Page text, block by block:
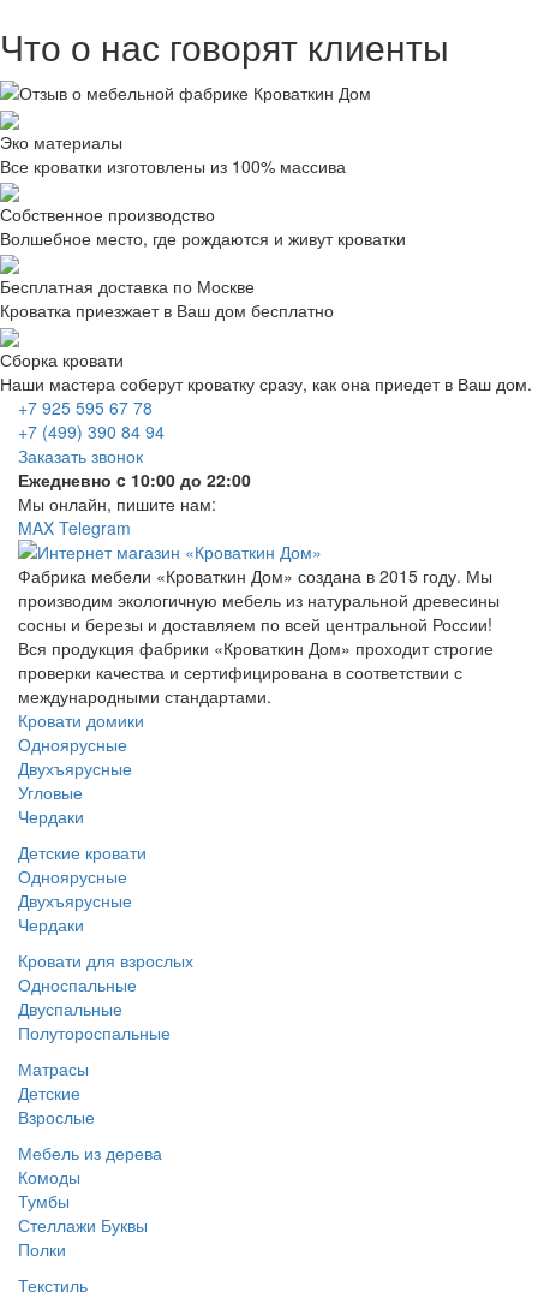
Что о нас говорят клиенты
Эко материалы
Все кроватки изготовлены из 100% массива
Собственное производство
Волшебное место, где рождаются и живут кроватки
Бесплатная доставка по Москве
Кроватка приезжает в Ваш дом бесплатно
Сборка кровати
Наши мастера соберут кроватку сразу, как она приедет в Ваш дом.
+7 925 595 67 78
+7 (499) 390 84 94
Заказать звонок
Ежедневно c 10:00 до 22:00
Мы онлайн, пишите нам:
MAX Telegram
Фабрика мебели «Кроваткин Дом» создана в 2015 году. Мы
производим экологичную мебель из натуральной древесины
сосны и березы и доставляем по всей центральной России!
Вся продукция фабрики «Кроваткин Дом» проходит строгие
проверки качества и сертифицирована в соответствии с
международными стандартами.
Кровати домики
Одноярусные
Двухъярусные
Угловые
Чердаки
Детские кровати
Одноярусные
Двухъярусные
Чердаки
Кровати для взрослых
Односпальные
Двуспальные
Полутороспальные
Матрасы
Детские
Взрослые
Мебель из дерева
Комоды
Тумбы
Стеллажи Буквы
Полки
Текстиль